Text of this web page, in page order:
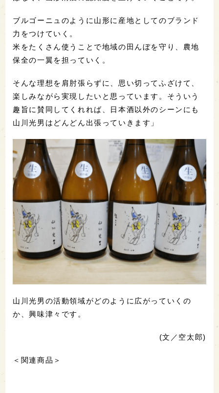
ブルゴーニュのように山形に産地としてのブランド
力をつけていく。
米をたくさん使うことで地域の田んぼを守り、農地
保全の一翼を担っていく。
そんな理想を肩肘張らずに、思い切ってふざけて、
楽しみながら実現したいと思っています。そういう
趣旨に賛同してくれれば、日本酒以外のシーンにも
山川光男はどんどん出張っていきます」
山川光男の活動領域がどのように広がっていくの
か、興味津々です。
(文／空太郎)
＜関連商品＞